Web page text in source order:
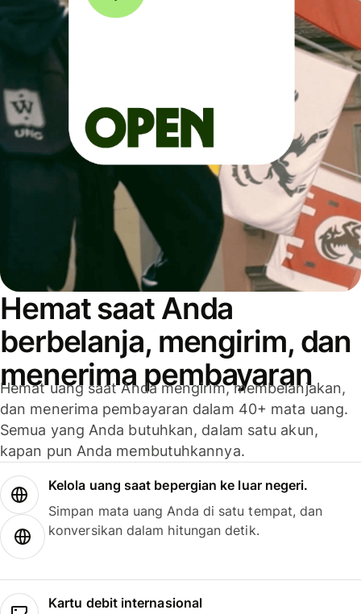
Hemat saat Anda
berbelanja, mengirim, dan
menerima pembayaran
Hemat uang saat Anda mengirim, membelanjakan,
dan menerima pembayaran dalam 40+ mata uang.
Semua yang Anda butuhkan, dalam satu akun,
kapan pun Anda membutuhkannya.
Kelola uang saat bepergian ke luar negeri.
Simpan mata uang Anda di satu tempat, dan
konversikan dalam hitungan detik.
Kartu debit internasional